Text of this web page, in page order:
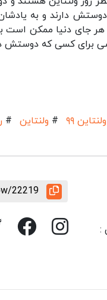
دارند و به
هر جای دنیا ممکن است
کسی که دوستش
ولنتاین ۹۹ # ولنتاین #
22219
: